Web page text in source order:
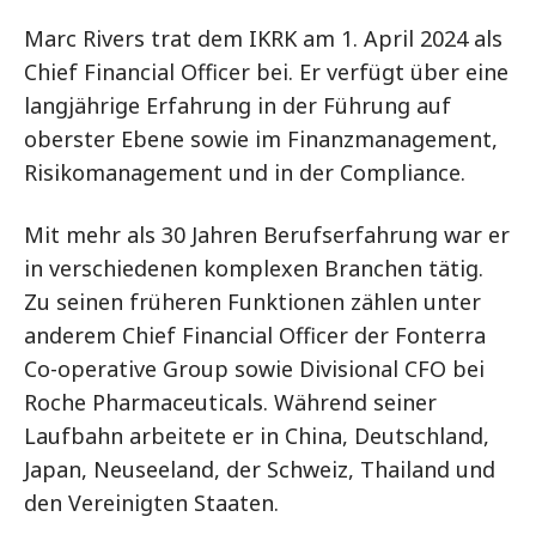
Marc Rivers trat dem IKRK am 1. April 2024 als
Chief Financial Officer bei. Er verfügt über eine
langjährige Erfahrung in der Führung auf
oberster Ebene sowie im Finanzmanagement,
Risikomanagement und in der Compliance.
Mit mehr als 30 Jahren Berufserfahrung war er
in verschiedenen komplexen Branchen tätig.
Zu seinen früheren Funktionen zählen unter
anderem Chief Financial Officer der Fonterra
Co-operative Group sowie Divisional CFO bei
Roche Pharmaceuticals. Während seiner
Laufbahn arbeitete er in China, Deutschland,
Japan, Neuseeland, der Schweiz, Thailand und
den Vereinigten Staaten.